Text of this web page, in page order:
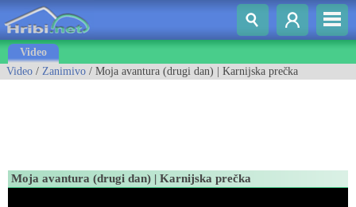
Video
Video / Zanimivo / Moja avantura (drugi dan) | Karnijska prečka
Moja avantura (drugi dan) | Karnijska prečka